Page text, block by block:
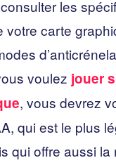
les
votre carte
voulez jouer
, vous devrez
qui est le plus
qui offre aussi